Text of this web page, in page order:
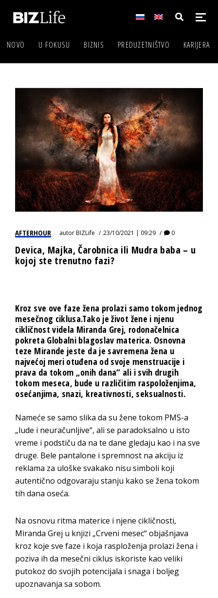
NOVO U FOKUSU BIZNIS PREDUZETNIŠTVO KARIJERA
AFTERHOUR autorBIZLife 23/10/2021 | 09:29 0
Devica, Majka, Čarobnica ili Mudra baba – u
kojoj ste trenutno fazi?
Kroz sve ove faze žena prolazi samo tokom jednog
mesečnog ciklusa.Tako je život žene i njenu
cikličnost videla Miranda Grej, rodonačelnica
pokreta Globalni blagoslav materica. Osnovna
teze Mirande jeste da je savremena žena u
najvećoj meri otuđena od svoje menstruacije i
prava da tokom „onih dana“ ali i svih drugih
tokom meseca, bude u različitim raspoloženjima,
osećanjima, snazi, kreativnosti, seksualnosti.
Nameće se samo slika da su žene tokom PMS-a
„lude i neuračunljive“, ali se paradoksalno u isto
vreme i podstiču da na te dane gledaju kao i na sve
druge. Bele pantalone i spremnost na akciju iz
reklama za uloške svakako nisu simboli koji
autentično odgovaraju stanju kako se žena tokom
tih dana oseća.
Na osnovu ritma materice i njene cikličnosti,
Miranda Grej u knjizi „Crveni mesec“ objašnjava
kroz koje sve faze i koja rasploženja prolazi žena i
poziva ih da mesečni ciklus iskoriste kao veliki
putokoz do svojih potencijala i snaga i boljeg
upoznavanja sa sobom.